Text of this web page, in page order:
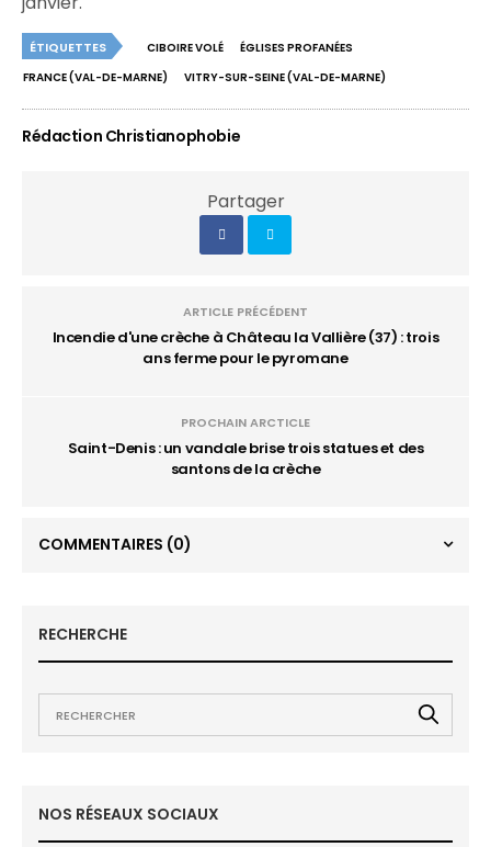
ÉTIQUETTES CIBOIRE VOLÉ
ÉGLISES PROFANÉES
FRANCE (VAL-DE-MARNE)
VITRY-SUR-SEINE (VAL-DE-MARNE)
Rédaction Christianophobie
Partager
ARTICLE PRÉCÉDENT
Incendie d'une crèche à Château la Vallière (37) : trois
ans ferme pour le pyromane
PROCHAIN ARCTICLE
Saint-Denis : un vandale brise trois statues et des
santons de la crèche
COMMENTAIRES (0)
RECHERCHE
NOS RÉSEAUX SOCIAUX